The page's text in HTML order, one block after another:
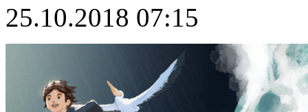
25.10.2018 07:15